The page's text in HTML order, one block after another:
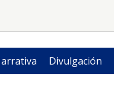
Divulgación